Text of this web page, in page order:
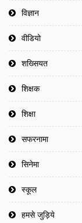
विज्ञान
वीडियो
शख्सियत
शिक्षक
शिक्षा
सफरनामा
सिनेमा
स्कूल
हमसे जुड़िये